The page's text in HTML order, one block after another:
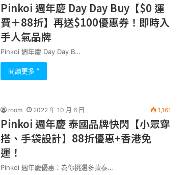
Pinkoi 週年慶 Day Day Buy【$0 運
費＋88折】再送$100優惠券！即時入
手人氣品牌
Pinkoi 週年慶 Day Day B…
閱讀更多 ”
room 2022 年 10 月 6 日 1,161
Pinkoi 週年慶 泰國品牌快閃【小眾穿
搭、手袋設計】88折優惠+香港免
運！
Pinkoi 週年慶優惠：為你挑選多款泰…